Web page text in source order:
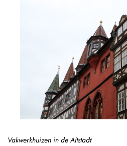
Vakwerkhuizen in de Altstadt